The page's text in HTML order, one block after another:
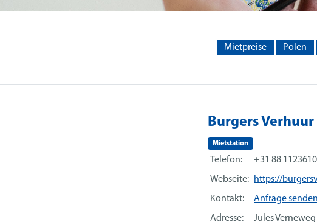
Mietpreise Polen
Burgers Verhuur
Mietstation
Telefon:
+31 88 1123610
Webseite:
https://
Kontakt:
Anfrage senden
Adresse:
Jules Verneweg